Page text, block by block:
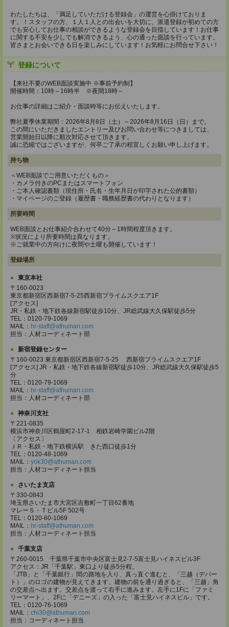
わたしたちは、「満足していただける登録会」の運営を心掛けておりま
す。！スタッフの方、１人１人との出会いを大切に、派遣登録が初めての方
でも安心してお仕事の相談ができるような登録会を目指しています！お仕事
に関する不安を少しでも解消できるよう、心の通った面談を行っています。
皆さまとお会いできる日を楽しみにしています！お気軽にお問合せ下さい！
登録について
【来社不要のWEB面談実施中 ※事前予約制】
開催時間：10時～16時半 ※夜間18時～
お仕事の詳細はご紹介・面談時等にお伝えいたします。
弊社夏季休業期間：2026年8月8日（土）～2026年8月16日（日）まで。
この間にいただきましたエントリー及びお問い合わせ等につきましては、
営業開始日以降に順次対応させて頂きます。
誠に恐縮ではございますが、何卒ご了承の程宜しくお願い申し上げます。
持ち物
＜WEB面談でご用意いただくもの＞
・カメラ付きのPCまたはスマートフォン
・ご本人確認書類（現住所・氏名・生年月日が印字された公的書類）
・マイページのご登録（履歴書・職務経歴書の代わりとなります）
所要時間
WEB面談とお仕事紹介合わせて40分～1時間程度頂きます。
※状況により所要時間は異なります。
※ご就業中の方向けに夜間や土曜も開催しています！
登録場所
東京本社
〒160-0023
東京都新宿区西新宿7-5-25西新宿プライムスクエア1F
[アクセス]
JR・私鉄・地下鉄各線新宿駅徒歩10分、JR総武線大久保駅徒歩5分
TEL：0120-79-1069
MAIL： hr-staff@athuman.com
担当：人材コーディネート部
新宿登録センター
〒160-0023 東京都新宿区西新宿7-5-25 西新宿プライムスクエア1F
[アクセス] JR・私鉄・地下鉄各線新宿駅徒歩10分、JR総武線大久保駅徒歩5
分
TEL：0120-79-1069
MAIL： hr-staff@athuman.com
担当：人材コーディネート部
神奈川支社
〒221-0835
横浜市神奈川区鶴屋町2-17-1 相鉄岩崎学園ビル2階
〔アクセス〕
ＪＲ・私鉄・地下鉄横浜駅 きた西口徒歩1分
TEL：0120-48-1069
MAIL： yok30@athuman.com
担当：人材コーディネート担当
さいたま支店
〒330-0843
埼玉県さいたま市大宮区吉敷町一丁目62番地
マレーＳ・Ｔビル5F 502号
TEL：0120-60-1069
MAIL： hr-staff@athuman.com
担当：人材コーディネート担当
千葉支店
〒260-0015 千葉県千葉市中央区富士見2-7-5富士見ハイネスビル3F
アクセス：JR「千葉駅」東口より徒歩5分程。
「JTB」と「千葉銀行」間の路地を入り、真っ直ぐ進むと、「三越（デパー
ト）」のロゴの建物が見えてきます。建物の前を通り過ぎると、「三越」角
の交差点へ出ます。交差点を渡って右手に進みます。左手に1Fに「ファミ
リーマート」、2Fに「デニーズ」の入った「富士見ハイネスビル」です。
TEL：0120-76-1069
MAIL： chi30@athuman.com
担当：コーディネート担当